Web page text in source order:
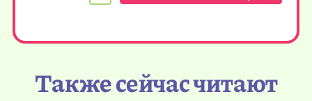
Также сейчас читают